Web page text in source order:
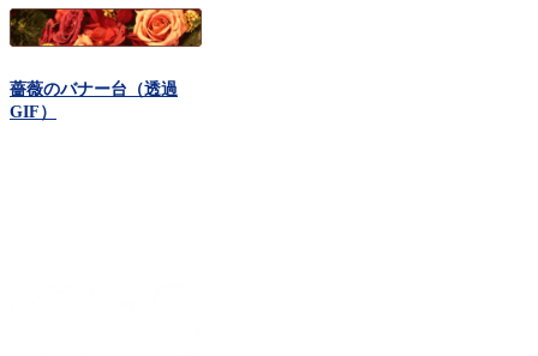
薔薇のバナー台（透過
GIF）